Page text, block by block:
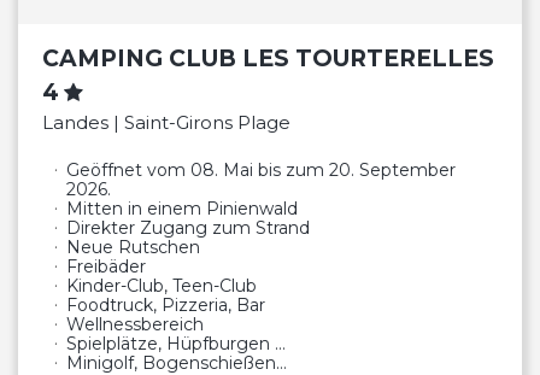
CAMPING CLUB LES TOURTERELLES
4
Landes | Saint-Girons Plage
Geöffnet vom 08. Mai bis zum 20. September
2026.
Mitten in einem Pinienwald
Direkter Zugang zum Strand
Neue Rutschen
Freibäder
Kinder-Club, Teen-Club
Foodtruck, Pizzeria, Bar
Wellnessbereich
Spielplätze, Hüpfburgen …
Minigolf, Bogenschießen…